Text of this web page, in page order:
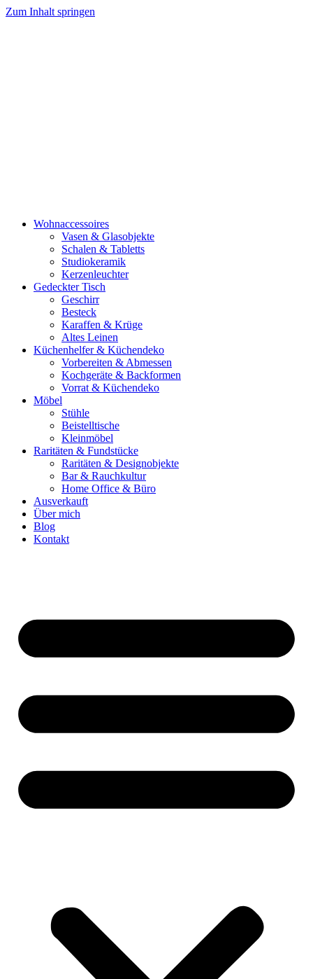
Zum Inhalt springen
Wohnaccessoires
Vasen & Glasobjekte
Schalen & Tabletts
Studiokeramik
Kerzenleuchter
Gedeckter Tisch
Geschirr
Besteck
Karaffen & Krüge
Altes Leinen
Küchenhelfer & Küchendeko
Vorbereiten & Abmessen
Kochgeräte & Backformen
Vorrat & Küchendeko
Möbel
Stühle
Beistelltische
Kleinmöbel
Raritäten & Fundstücke
Raritäten & Designobjekte
Bar & Rauchkultur
Home Office & Büro
Ausverkauft
Über mich
Blog
Kontakt